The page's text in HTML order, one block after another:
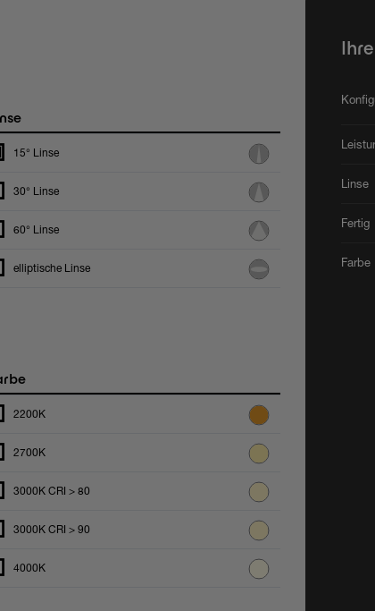
15° Linse
30° Linse
60° Linse
elliptische Linse
2200K
2700K
3000K CRI > 80
3000K CRI > 90
4000K
Linse
Fertig
Farbe